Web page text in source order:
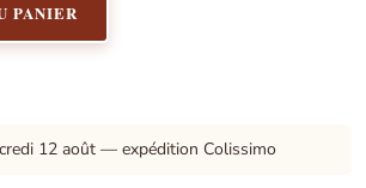
PANIER
12 août — expédition Colissimo